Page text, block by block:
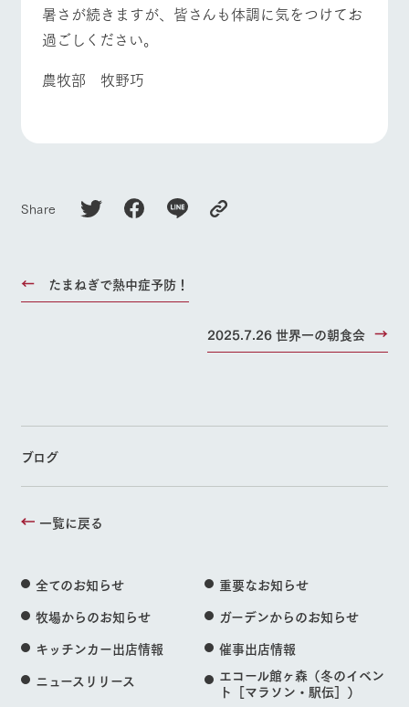
暑さが続きますが、皆さんも体調に気をつけてお
過ごしください。
農牧部 牧野巧
Share
たまねぎで熱中症予防！
2025.7.26 世界一の朝食会
ブログ
一覧に戻る
全てのお知らせ
重要なお知らせ
牧場からのお知らせ
ガーデンからのお知らせ
キッチンカー出店情報
催事出店情報
ニュースリリース
エコール館ヶ森（冬のイベン
ト［マラソン・駅伝］）